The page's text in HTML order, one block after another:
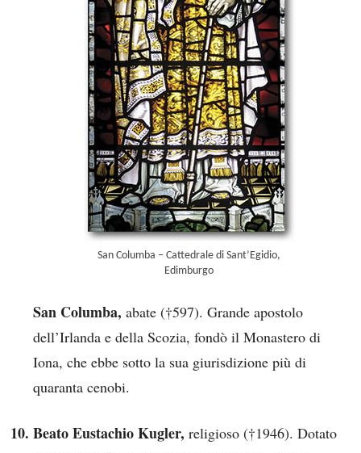
San Columba – Cattedrale di Sant’Egidio,
Edimburgo
San Columba, abate (†597). Grande apostolo
dell’Irlanda e della Scozia, fondò il Monastero di
Iona, che ebbe sotto la sua giurisdizione più di
quaranta cenobi.
Beato Eustachio Kugler, religioso (†1946). Dotato